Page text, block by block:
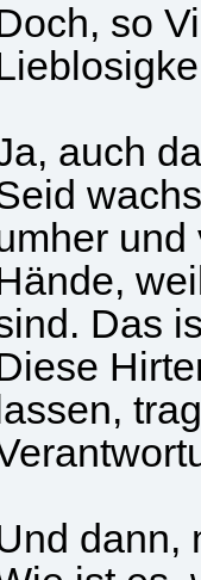
so
auch
Das
lassen,
dann,